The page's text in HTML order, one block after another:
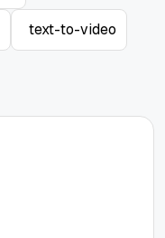
text-to-video